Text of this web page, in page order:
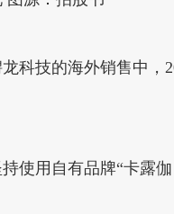
科技的海外销售中，
使用自有品牌“卡露